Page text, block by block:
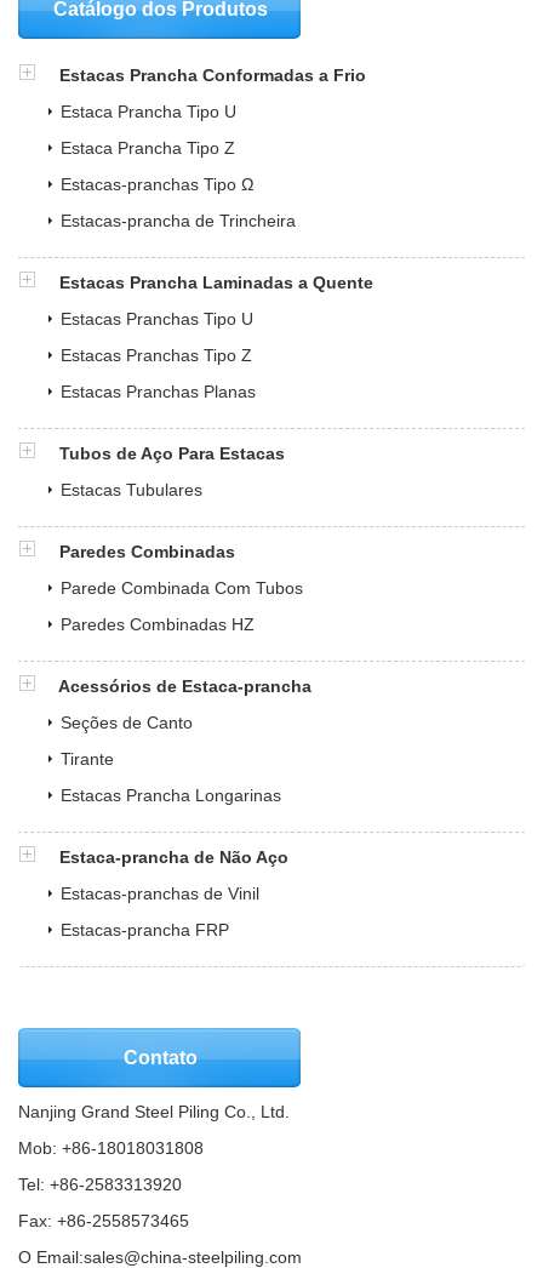
Catálogo dos Produtos
Estacas Prancha Conformadas a Frio
Estaca Prancha Tipo U
Estaca Prancha Tipo Z
Estacas-pranchas Tipo Ω
Estacas-prancha de Trincheira
Estacas Prancha Laminadas a Quente
Estacas Pranchas Tipo U
Estacas Pranchas Tipo Z
Estacas Pranchas Planas
Tubos de Aço Para Estacas
Estacas Tubulares
Paredes Combinadas
Parede Combinada Com Tubos
Paredes Combinadas HZ
Acessórios de Estaca-prancha
Seções de Canto
Tirante
Estacas Prancha Longarinas
Estaca-prancha de Não Aço
Estacas-pranchas de Vinil
Estacas-prancha FRP
Contato
Nanjing Grand Steel Piling Co., Ltd.
Mob: +86-18018031808
Tel: +86-2583313920
Fax: +86-2558573465
O Email:sales@china-steelpiling.com